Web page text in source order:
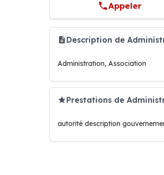
Appeler
Description de
Administration, Association
Prestations de
autorité description